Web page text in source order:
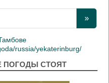
russia/yekaterinburg/
ПОГОДЫ СТОЯТ